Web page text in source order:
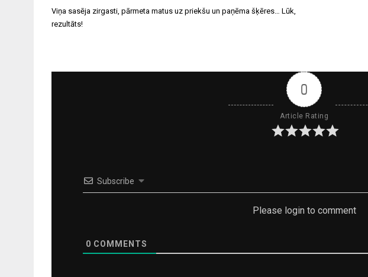
Ziņu
izvēlne
Viņa sasēja zirgasti, pārmeta matus uz priekšu un paņēma šķēres… Lūk,
rezultāts!
0
Article Rating
Subscribe
Please login to comment
0 COMMENTS